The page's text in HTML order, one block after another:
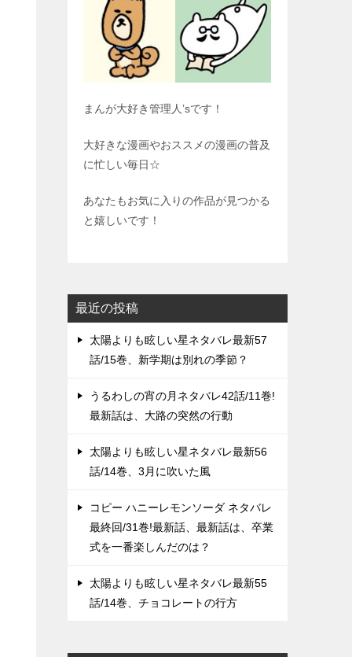
まんが大好き管理人’sです！
大好きな漫画やおススメの漫画の普及
に忙しい毎日☆
あなたもお気に入りの作品が見つかる
と嬉しいです！
最近の投稿
太陽よりも眩しい星ネタバレ最新57
話/15巻、新学期は別れの季節？
うるわしの宵の月ネタバレ42話/11巻!
最新話は、大路の突然の行動
太陽よりも眩しい星ネタバレ最新56
話/14巻、3月に吹いた風
コピー ハニーレモンソーダ ネタバレ
最終回/31巻!最新話、最新話は、卒業
式を一番楽しんだのは？
太陽よりも眩しい星ネタバレ最新55
話/14巻、チョコレートの行方